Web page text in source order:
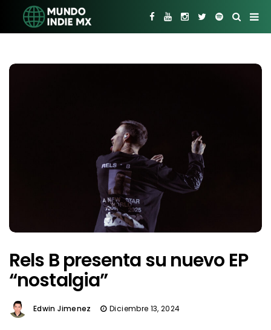
Rels B presenta su nuevo EP
“nostalgia”
Edwin Jimenez Diciembre 13, 2024